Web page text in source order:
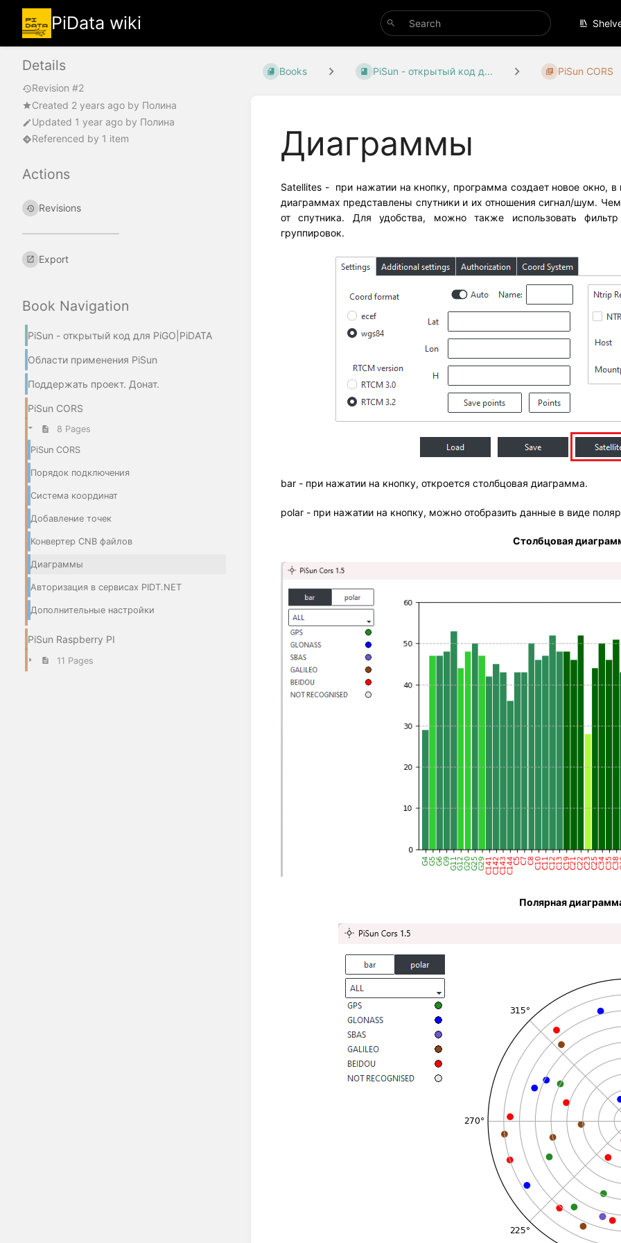
PiData wiki
Details
Revision #2
Created 2 years ago by Полина
Updated 1 year ago by Полина
Referenced by 1 item
Actions
Revisions
Export
Book Navigation
PiSun - открытый код для PiGO|PiDATA
Области применения PiSun
Поддержать проект. Донат.
PiSun CORS
8 Pages
PiSun CORS
Порядок подключения
Система координат
Добавление точек
Конвертер CNB файлов
Диаграммы
Авторизация в сервисах PIDT.NET
Дополнительные настройки
PiSun Raspberry PI
11 Pages
Books PiSun - открытый код д... PiSun CORS
Диаграммы
Satellites - при нажатии на кнопку, программа создает новое окно,
диаграммах представлены спутники и их отношения сигнал/шум.
от спутника. Для удобства, можно также использовать
группировок.
bar - при нажатии на кнопку, откроется столбцовая диаграмма.
polar - при нажатии на кнопку, можно отобразить данные в виде
Cтолбцовая
Полярная